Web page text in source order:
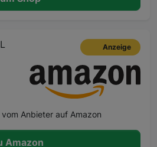
Anzeige
Anbieter auf Amazon
Amazon